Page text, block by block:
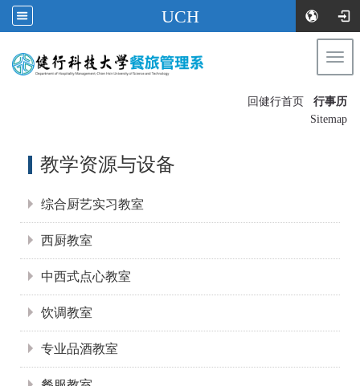
UCH
回健行首页
行事历
Sitemap
教学资源与设备
综合厨艺实习教室
西厨教室
中西式点心教室
饮调教室
专业品酒教室